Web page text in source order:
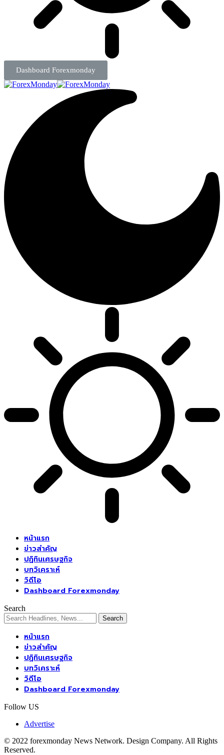
Dashboard Forexmonday
หน้าแรก
ข่าวสำคัญ
ปฏิทินเศรษฐกิจ
บทวิเคราะห์
วิดีโอ
Dashboard Forexmonday
Search
หน้าแรก
ข่าวสำคัญ
ปฏิทินเศรษฐกิจ
บทวิเคราะห์
วิดีโอ
Dashboard Forexmonday
Follow US
Advertise
© 2022 forexmonday News Network. Design Company. All Rights
Reserved.